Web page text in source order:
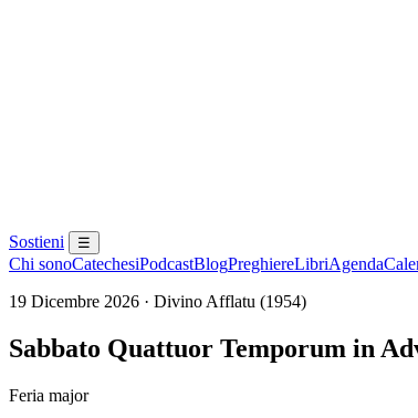
Sostieni ☰
Chi sonoCatechesiPodcastBlogPreghiereLibriAgenda
19 Dicembre 2026 · Divino Afflatu (1954)
Sabbato Quattuor Temporum in
Feria major